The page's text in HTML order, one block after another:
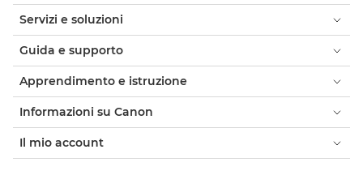
Servizi e soluzioni
Guida e supporto
Apprendimento e istruzione
Informazioni su Canon
Il mio account